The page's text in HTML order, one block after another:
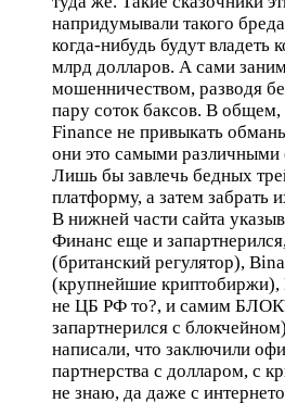
напридумывали такого
когда-нибудь будут владеть
млрд долларов. А сами
мошенничеством, разводя
пару соток баксов. В
Finance не привыкать
они это самыми
Лишь бы завлечь бедных
платформу, а затем забрать
В нижней части сайта
Финанс еще и
(британский регулятор),
(крупнейшие
не ЦБ РФ то?, и самим
запартнерился с
написали, что заключили
партнерства с долларом, с
не знаю, да даже с